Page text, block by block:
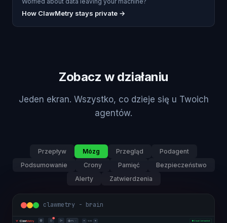
How ClawMetry stays private →
Zobacz w działaniu
Jeden ekran. Wszystko, co dzieje się u Twoich
agentów.
Przepływ Mózg Przegląd
Podagent
Podsumowanie
Crony Pamięć
Bezpieczeństwo
Alerty
Zatwierdzenia
clawmetry - brain